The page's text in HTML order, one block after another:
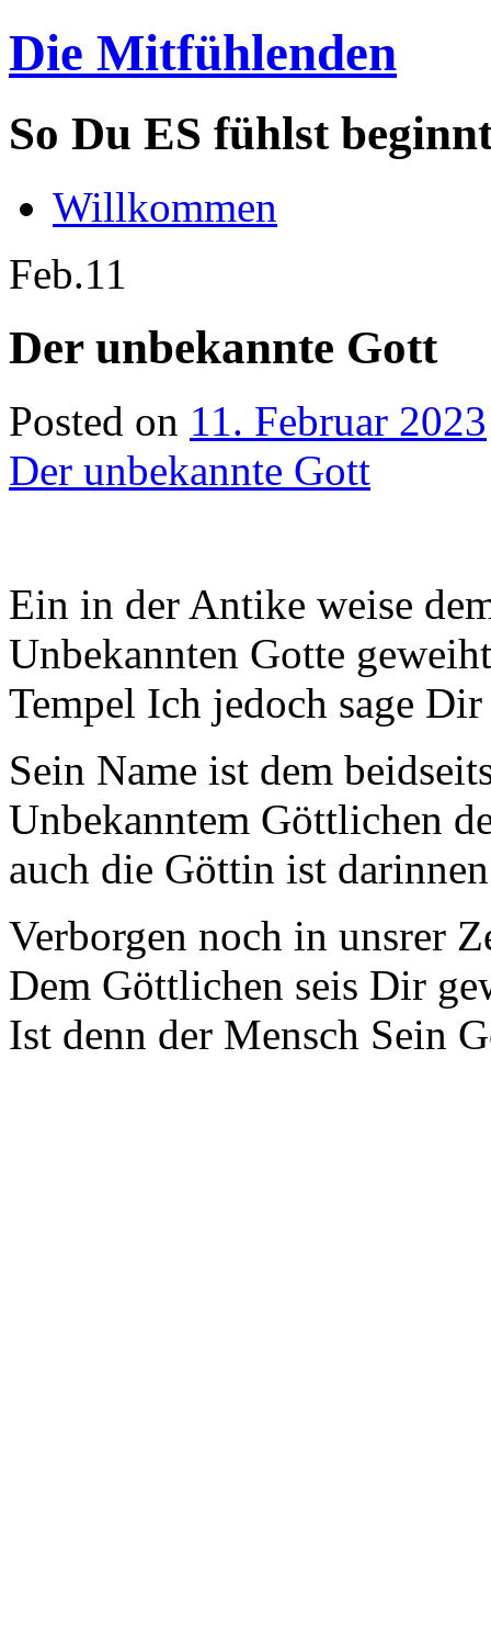
Die Mitfühlenden
So Du ES fühlst
Willkommen
Feb.11
Der unbekannte Gott
Posted on 11. Februar 2023
Der unbekannte Gott
Ein in der Antike weise
Unbekannten Gotte
Tempel Ich jedoch sage Dir
Sein Name ist dem
Unbekanntem Göttlichen
auch die Göttin ist
Verborgen noch in unsrer
Dem Göttlichen seis Dir
Ist denn der Mensch Sein